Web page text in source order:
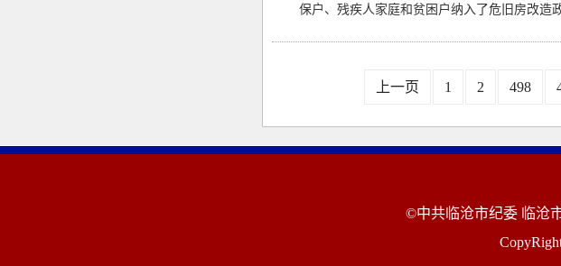
保户、残疾人家庭和贫困户纳入了危旧房改造
上一页 1 2 498
©中共临沧市纪委 临沧